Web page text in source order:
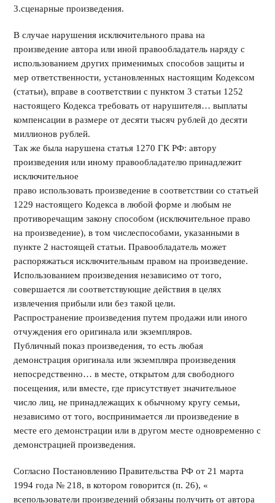
3.сценарные произведения.
В случае нарушения исключительного права на
произведение автора или иной правообладатель наряду с
использованием других применимых способов защиты и
мер ответственности, установленных настоящим Кодексом
(статьи), вправе в соответствии с пунктом 3 статьи 1252
настоящего Кодекса требовать от нарушителя… выплаты
компенсации в размере от десяти тысяч рублей до десяти
миллионов рублей.
Так же была нарушена статья 1270 ГК РФ: автору
произведения или иному правообладателю принадлежит
исключительное
право использовать произведение в соответствии со статьей
1229 настоящего Кодекса в любой форме и любым не
противоречащим закону способом (исключительное право
на произведение), в том числеспособами, указанными в
пункте 2 настоящей статьи. Правообладатель может
распоряжаться исключительным правом на произведение.
Использованием произведения независимо от того,
совершается ли соответствующие действия в целях
извлечения прибыли или без такой цели.
Распространение произведения путем продажи или иного
отчуждения его оригинала или экземпляров.
Публичный показ произведения, то есть любая
демонстрация оригинала или экземпляра произведения
непосредственно… в месте, открытом для свободного
посещения, или вместе, где присутствует значительное
число лиц, не принадлежащих к обычному кругу семьи,
независимо от того, воспринимается ли произведение в
месте его демонстрации или в другом месте одновременно с
демонстрацией произведения.
Согласно Постановлению Правительства РФ от 21 марта
1994 года № 218, в котором говорится (п. 26), «
всепользователи произведений обязаны получить от автора